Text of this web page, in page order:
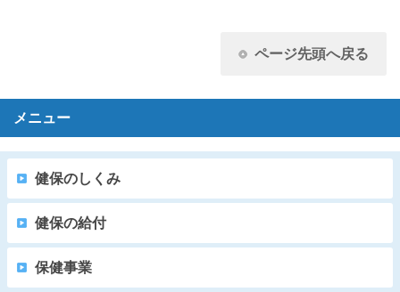
ページ先頭へ戻る
メニュー
健保のしくみ
健保の給付
保健事業